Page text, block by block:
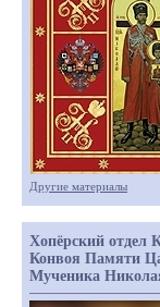
Другие материалы
Хопёрский отдел
Конвоя Памяти
Мученика